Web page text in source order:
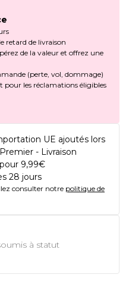
retard de livraison
de la valeur et offrez une
(perte, vol, dommage)
les réclamations éligibles
UE ajoutés lors
- Livraison
9,99€
28 jours
consulter notre politique de
à statut